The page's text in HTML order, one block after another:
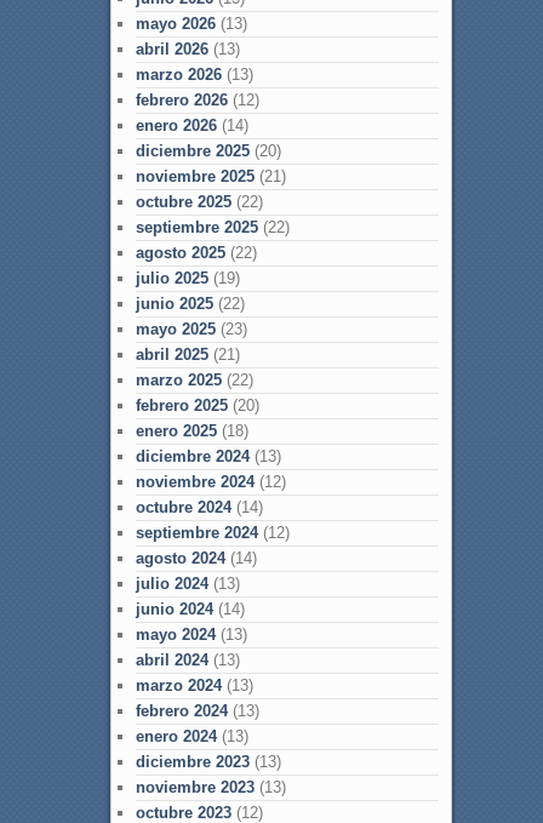
mayo 2026(13)
abril 2026(13)
marzo 2026(13)
febrero 2026(12)
enero 2026(14)
diciembre 2025(20)
noviembre 2025(21)
octubre 2025(22)
septiembre 2025(22)
agosto 2025(22)
julio 2025(19)
junio 2025(22)
mayo 2025(23)
abril 2025(21)
marzo 2025(22)
febrero 2025(20)
enero 2025(18)
diciembre 2024(13)
noviembre 2024(12)
octubre 2024(14)
septiembre 2024(12)
agosto 2024(14)
julio 2024(13)
junio 2024(14)
mayo 2024(13)
abril 2024(13)
marzo 2024(13)
febrero 2024(13)
enero 2024(13)
diciembre 2023(13)
noviembre 2023(13)
octubre 2023(12)